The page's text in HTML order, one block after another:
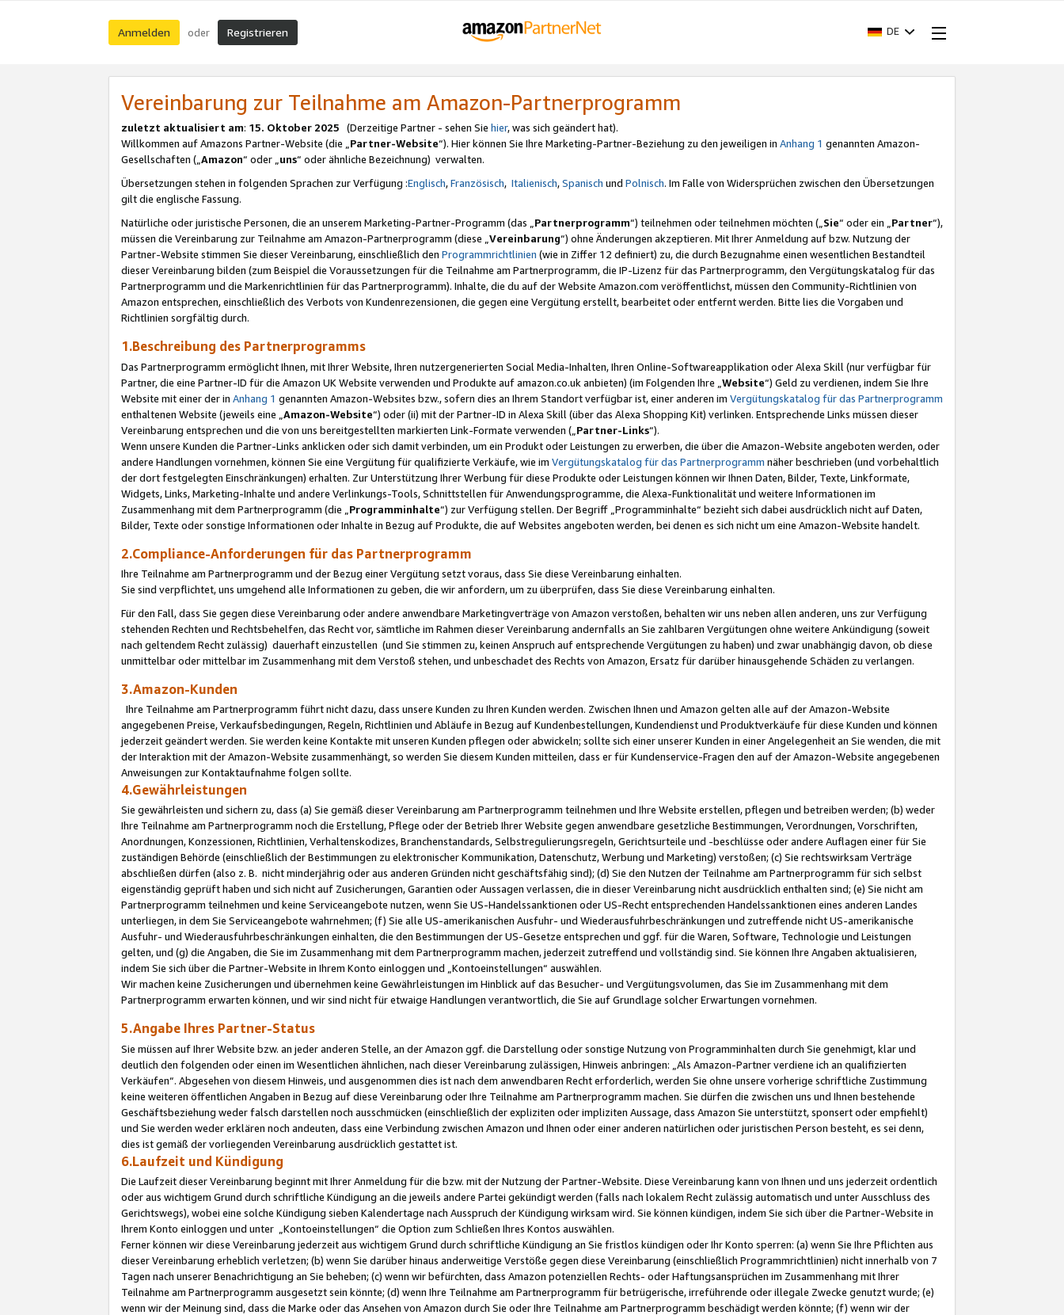
Anmelden oder Registrieren DE
Vereinbarung zur Teilnahme am Amazon-Partnerprogramm
zuletzt aktualisiert am: 15. Oktober 2025 (Derzeitige Partner - sehen Sie hier, was sich geändert hat).
Willkommen auf Amazons Partner-Website (die „Partner-Website“). Hier können Sie Ihre Marketing-Partner-Beziehung zu den jeweiligen in Anhang 1 genannten Amazon-
Gesellschaften („Amazon“ oder „uns“ oder ähnliche Bezeichnung) verwalten.
Übersetzungen stehen in folgenden Sprachen zur Verfügung :Englisch,Französisch, Italienisch,Spanisch und Polnisch. Im Falle von Widersprüchen zwischen den Übersetzungen
gilt die englische Fassung.
Natürliche oder juristische Personen, die an unserem Marketing-Partner-Programm (das „Partnerprogramm“) teilnehmen oder teilnehmen möchten („Sie“ oder ein „Partner“),
müssen die Vereinbarung zur Teilnahme am Amazon-Partnerprogramm (diese „Vereinbarung“) ohne Änderungen akzeptieren. Mit Ihrer Anmeldung auf bzw. Nutzung der
Partner-Website stimmen Sie dieser Vereinbarung, einschließlich den Programmrichtlinien (wie in Ziffer 12 definiert) zu, die durch Bezugnahme einen wesentlichen Bestandteil
dieser Vereinbarung bilden (zum Beispiel die Voraussetzungen für die Teilnahme am Partnerprogramm, die IP-Lizenz für das Partnerprogramm, den Vergütungskatalog für das
Partnerprogramm und die Markenrichtlinien für das Partnerprogramm). Inhalte, die du auf der Website Amazon.com veröffentlichst, müssen den Community-Richtlinien von
Amazon entsprechen, einschließlich des Verbots von Kundenrezensionen, die gegen eine Vergütung erstellt, bearbeitet oder entfernt werden. Bitte lies die Vorgaben und
Richtlinien sorgfältig durch.
1.Beschreibung des Partnerprogramms
Das Partnerprogramm ermöglicht Ihnen, mit Ihrer Website, Ihren nutzergenerierten Social Media-Inhalten, Ihren Online-Softwareapplikation oder Alexa Skill (nur verfügbar für
Partner, die eine Partner-ID für die Amazon UK Website verwenden und Produkte auf amazon.co.uk anbieten) (im Folgenden Ihre „ Website“) Geld zu verdienen, indem Sie Ihre
Website mit einer der in Anhang 1 genannten Amazon-Websites bzw., sofern dies an Ihrem Standort verfügbar ist, einer anderen im Vergütungskatalog für das Partnerprogramm
enthaltenen Website (jeweils eine „ Amazon-Website“) oder (ii) mit der Partner-ID in Alexa Skill (über das Alexa Shopping Kit) verlinken. Entsprechende Links müssen dieser
Vereinbarung entsprechen und die von uns bereitgestellten markierten Link-Formate verwenden („ Partner-Links“).
Wenn unsere Kunden die Partner-Links anklicken oder sich damit verbinden, um ein Produkt oder Leistungen zu erwerben, die über die Amazon-Website angeboten werden, oder
andere Handlungen vornehmen, können Sie eine Vergütung für qualifizierte Verkäufe, wie im Vergütungskatalog für das Partnerprogramm näher beschrieben (und vorbehaltlich
der dort festgelegten Einschränkungen) erhalten. Zur Unterstützung Ihrer Werbung für diese Produkte oder Leistungen können wir Ihnen Daten, Bilder, Texte, Linkformate,
Widgets, Links, Marketing-Inhalte und andere Verlinkungs-Tools, Schnittstellen für Anwendungsprogramme, die Alexa-Funktionalität und weitere Informationen im
Zusammenhang mit dem Partnerprogramm (die „ Programminhalte“) zur Verfügung stellen. Der Begriff „Programminhalte“ bezieht sich dabei ausdrücklich nicht auf Daten,
Bilder, Texte oder sonstige Informationen oder Inhalte in Bezug auf Produkte, die auf Websites angeboten werden, bei denen es sich nicht um eine Amazon-Website handelt.
2.Compliance-Anforderungen für das Partnerprogramm
Ihre Teilnahme am Partnerprogramm und der Bezug einer Vergütung setzt voraus, dass Sie diese Vereinbarung einhalten.
Sie sind verpflichtet, uns umgehend alle Informationen zu geben, die wir anfordern, um zu überprüfen, dass Sie diese Vereinbarung einhalten.
Für den Fall, dass Sie gegen diese Vereinbarung oder andere anwendbare Marketingverträge von Amazon verstoßen, behalten wir uns neben allen anderen, uns zur Verfügung
stehenden Rechten und Rechtsbehelfen, das Recht vor, sämtliche im Rahmen dieser Vereinbarung andernfalls an Sie zahlbaren Vergütungen ohne weitere Ankündigung (soweit
nach geltendem Recht zulässig) dauerhaft einzustellen (und Sie stimmen zu, keinen Anspruch auf entsprechende Vergütungen zu haben) und zwar unabhängig davon, ob diese
unmittelbar oder mittelbar im Zusammenhang mit dem Verstoß stehen, und unbeschadet des Rechts von Amazon, Ersatz für darüber hinausgehende Schäden zu verlangen.
3.Amazon-Kunden
Ihre Teilnahme am Partnerprogramm führt nicht dazu, dass unsere Kunden zu Ihren Kunden werden. Zwischen Ihnen und Amazon gelten alle auf der Amazon-Website
angegebenen Preise, Verkaufsbedingungen, Regeln, Richtlinien und Abläufe in Bezug auf Kundenbestellungen, Kundendienst und Produktverkäufe für diese Kunden und können
jederzeit geändert werden. Sie werden keine Kontakte mit unseren Kunden pflegen oder abwickeln; sollte sich einer unserer Kunden in einer Angelegenheit an Sie wenden, die mit
der Interaktion mit der Amazon-Website zusammenhängt, so werden Sie diesem Kunden mitteilen, dass er für Kundenservice-Fragen den auf der Amazon-Website angegebenen
Anweisungen zur Kontaktaufnahme folgen sollte.
4.Gewährleistungen
Sie gewährleisten und sichern zu, dass (a) Sie gemäß dieser Vereinbarung am Partnerprogramm teilnehmen und Ihre Website erstellen, pflegen und betreiben werden; (b) weder
Ihre Teilnahme am Partnerprogramm noch die Erstellung, Pflege oder der Betrieb Ihrer Website gegen anwendbare gesetzliche Bestimmungen, Verordnungen, Vorschriften,
Anordnungen, Konzessionen, Richtlinien, Verhaltenskodizes, Branchenstandards, Selbstregulierungsregeln, Gerichtsurteile und -beschlüsse oder andere Auflagen einer für Sie
zuständigen Behörde (einschließlich der Bestimmungen zu elektronischer Kommunikation, Datenschutz, Werbung und Marketing) verstoßen; (c) Sie rechtswirksam Verträge
abschließen dürfen (also z. B. nicht minderjährig oder aus anderen Gründen nicht geschäftsfähig sind); (d) Sie den Nutzen der Teilnahme am Partnerprogramm für sich selbst
eigenständig geprüft haben und sich nicht auf Zusicherungen, Garantien oder Aussagen verlassen, die in dieser Vereinbarung nicht ausdrücklich enthalten sind; (e) Sie nicht am
Partnerprogramm teilnehmen und keine Serviceangebote nutzen, wenn Sie US-Handelssanktionen oder US-Recht entsprechenden Handelssanktionen eines anderen Landes
unterliegen, in dem Sie Serviceangebote wahrnehmen; (f) Sie alle US-amerikanischen Ausfuhr- und Wiederausfuhrbeschränkungen und zutreffende nicht US-amerikanische
Ausfuhr- und Wiederausfuhrbeschränkungen einhalten, die den Bestimmungen der US-Gesetze entsprechen und ggf. für die Waren, Software, Technologie und Leistungen
gelten, und (g) die Angaben, die Sie im Zusammenhang mit dem Partnerprogramm machen, jederzeit zutreffend und vollständig sind. Sie können Ihre Angaben aktualisieren,
indem Sie sich über die Partner-Website in Ihrem Konto einloggen und „Kontoeinstellungen“ auswählen.
Wir machen keine Zusicherungen und übernehmen keine Gewährleistungen im Hinblick auf das Besucher- und Vergütungsvolumen, das Sie im Zusammenhang mit dem
Partnerprogramm erwarten können, und wir sind nicht für etwaige Handlungen verantwortlich, die Sie auf Grundlage solcher Erwartungen vornehmen.
5.Angabe Ihres Partner-Status
Sie müssen auf Ihrer Website bzw. an jeder anderen Stelle, an der Amazon ggf. die Darstellung oder sonstige Nutzung von Programminhalten durch Sie genehmigt, klar und
deutlich den folgenden oder einen im Wesentlichen ähnlichen, nach dieser Vereinbarung zulässigen, Hinweis anbringen: „Als Amazon-Partner verdiene ich an qualifizierten
Verkäufen“. Abgesehen von diesem Hinweis, und ausgenommen dies ist nach dem anwendbaren Recht erforderlich, werden Sie ohne unsere vorherige schriftliche Zustimmung
keine weiteren öffentlichen Angaben in Bezug auf diese Vereinbarung oder Ihre Teilnahme am Partnerprogramm machen. Sie dürfen die zwischen uns und Ihnen bestehende
Geschäftsbeziehung weder falsch darstellen noch ausschmücken (einschließlich der expliziten oder impliziten Aussage, dass Amazon Sie unterstützt, sponsert oder empfiehlt)
und Sie werden weder erklären noch andeuten, dass eine Verbindung zwischen Amazon und Ihnen oder einer anderen natürlichen oder juristischen Person besteht, es sei denn,
dies ist gemäß der vorliegenden Vereinbarung ausdrücklich gestattet ist.
6.Laufzeit und Kündigung
Die Laufzeit dieser Vereinbarung beginnt mit Ihrer Anmeldung für die bzw. mit der Nutzung der Partner-Website. Diese Vereinbarung kann von Ihnen und uns jederzeit ordentlich
oder aus wichtigem Grund durch schriftliche Kündigung an die jeweils andere Partei gekündigt werden (falls nach lokalem Recht zulässig automatisch und unter Ausschluss des
Gerichtswegs), wobei eine solche Kündigung sieben Kalendertage nach Ausspruch der Kündigung wirksam wird. Sie können kündigen, indem Sie sich über die Partner-Website in
Ihrem Konto einloggen und unter „Kontoeinstellungen“ die Option zum Schließen Ihres Kontos auswählen.
Ferner können wir diese Vereinbarung jederzeit aus wichtigem Grund durch schriftliche Kündigung an Sie fristlos kündigen oder Ihr Konto sperren: (a) wenn Sie Ihre Pflichten aus
dieser Vereinbarung erheblich verletzen; (b) wenn Sie darüber hinaus anderweitige Verstöße gegen diese Vereinbarung (einschließlich Programmrichtlinien) nicht innerhalb von 7
Tagen nach unserer Benachrichtigung an Sie beheben; (c) wenn wir befürchten, dass Amazon potenziellen Rechts- oder Haftungsansprüchen im Zusammenhang mit Ihrer
Teilnahme am Partnerprogramm ausgesetzt sein könnte; (d) wenn Ihre Teilnahme am Partnerprogramm für betrügerische, irreführende oder illegale Zwecke genutzt wurde; (e)
wenn wir der Meinung sind, dass die Marke oder das Ansehen von Amazon durch Sie oder Ihre Teilnahme am Partnerprogramm beschädigt werden könnte; (f) wenn wir der